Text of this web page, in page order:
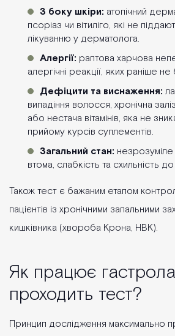
З боку шкіри: атопічний
псоріаз чи вітиліго, які не
лікуванню у дерматолога.
Алергії: раптова харчова
алергічні реакції, яких раніше
Дефіцити та виснаження:
випадіння волосся, хронічна
або нестача вітамінів, яка не
прийому курсів суплементів.
Загальний стан:
втома, слабкість та схильність
Також тест є бажаним етапом
пацієнтів із хронічними запальними
кишківника (хвороба Крона, НВК).
Як працює
проходить тест?
Принцип дослідження максимально